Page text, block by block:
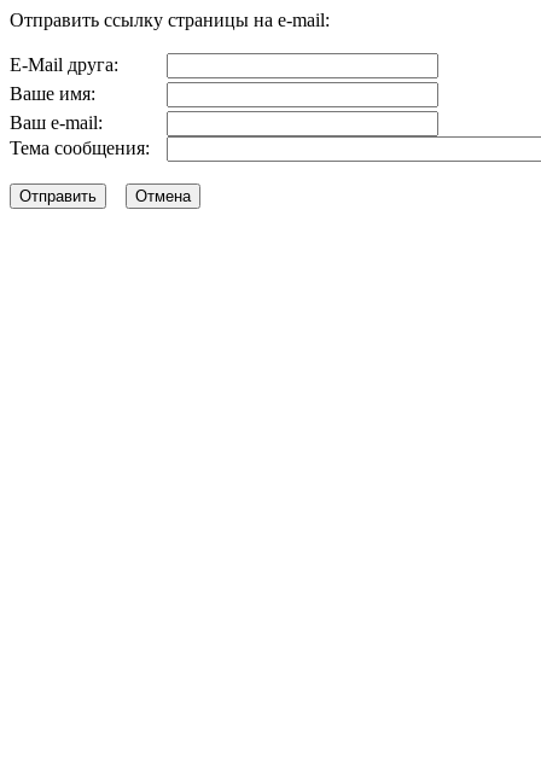
Отправить ссылку страницы на e-mail:
E-Mail друга:
Ваше имя:
Ваш e-mail:
Тема сообщения: